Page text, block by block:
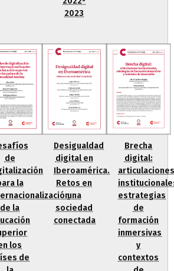
2023
de
la
de la
los
de
Desigualdad
digital en
Iberoamérica.
Retos en
una
sociedad
conectada
Brecha
digital:
articulaciones
estrategias
de
formación
inmersivas
y
contextos